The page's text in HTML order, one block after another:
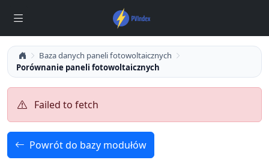
Baza danych paneli fotowoltaicznych
Porównanie paneli fotowoltaicznych
Failed to fetch
Powrót do bazy modułów